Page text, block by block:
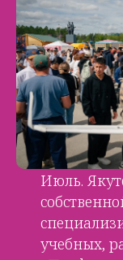
Июль.
учебных,